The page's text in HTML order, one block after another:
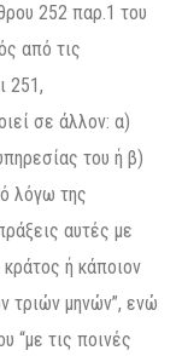
252 παρ.1 του
από τις
251,
σε άλλον: α)
του ή β)
λόγω της
αυτές με
ή κάποιον
τριών μηνών”, ενώ
“με τις ποινές